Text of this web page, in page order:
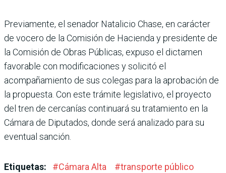
Previamente, el senador Natalicio Chase, en carácter
de vocero de la Comisión de Hacienda y presidente de
la Comisión de Obras Públicas, expuso el dictamen
favorable con modificaciones y solicitó el
acompañamiento de sus colegas para la aprobación de
la propuesta. Con este trá­mite legislativo, el proyecto
del tren de cercanías conti­nuará su tratamiento en la
Cámara de Diputados, donde será analizado para su
even­tual sanción.
Etiquetas: #Cámara Alta #transporte público